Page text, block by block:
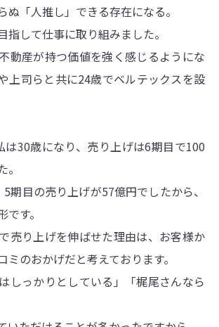
ぬ「人推し」できる存在になる。
指して仕事に取り組みました。
動産が持つ価値を強く感じるようにな
上司らと共に24歳でベルテックスを設
は30歳になり、売り上げは6期目で100
期目の売り上げが57億円でしたから、
す。
売り上げを伸ばせた理由は、お客様か
ミのおかげだと考えております。
しっかりとしている」「梶尾さんなら